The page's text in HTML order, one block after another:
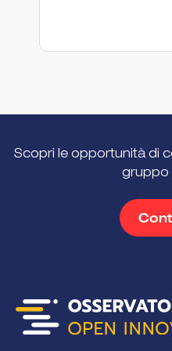
Scopri le opportunità di
gruppo